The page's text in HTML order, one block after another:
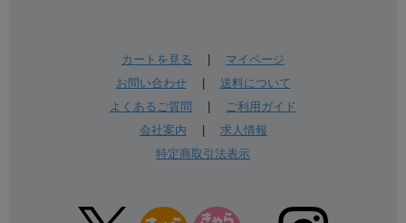
カートを見る
マイページ
お問い合わせ| 送料について
よくあるご質問
ご利用ガイド
会社案内
求人情報
特定商取引法表示